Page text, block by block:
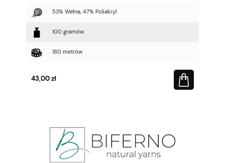
53% Wełna, 47% Poliakryl
100 gramów
180 metrów
43,00 zł